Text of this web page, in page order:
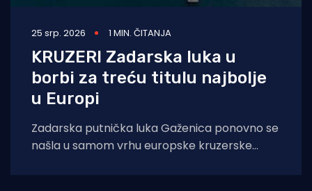
25 srp. 2026 1 MIN. ČITANJA
KRUZERI Zadarska luka u
borbi za treću titulu najbolje
u Europi
Zadarska putnička luka Gaženica ponovno se
našla u samom vrhu europske kruzerske